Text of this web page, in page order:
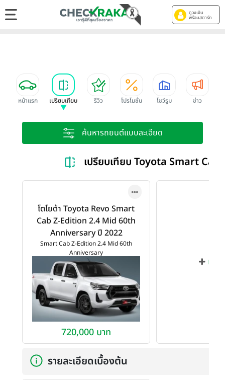
ดูวงเงิน
พร้อมสตาร์ท
หน้าแรก เปรียบเทียบ รีวิว โปรโมชั่น โชว์รูม ข่าว
ค้นหารถยนต์แบบละเอียด
เปรียบเทียบ Toyota Smart
โตโยต้า Toyota Revo Smart
Cab Z-Edition 2.4 Mid 60th
Anniversary ปี 2022
Smart Cab Z-Edition 2.4 Mid 60th
Anniversary
720,000 บาท
เพิ่
รายละเอียดเบื้องต้น